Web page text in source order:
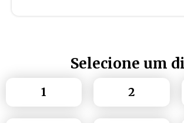
Selecione um
1 2